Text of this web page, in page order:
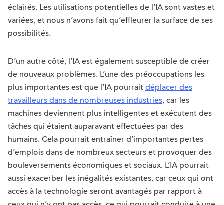
éclairés. Les utilisations potentielles de l’IA sont vastes et
variées, et nous n’avons fait qu’effleurer la surface de ses
possibilités.
D’un autre côté, l’IA est également susceptible de créer
de nouveaux problèmes. L’une des préoccupations les
plus importantes est que l’IA pourrait déplacer des
travailleurs dans de nombreuses industries, car les
machines deviennent plus intelligentes et exécutent des
tâches qui étaient auparavant effectuées par des
humains. Cela pourrait entraîner d’importantes pertes
d’emplois dans de nombreux secteurs et provoquer des
bouleversements économiques et sociaux. L’IA pourrait
aussi exacerber les inégalités existantes, car ceux qui ont
accès à la technologie seront avantagés par rapport à